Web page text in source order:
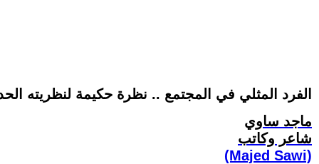
الفرد المثلي في المجتمع .. نظرة حكيمة لنظريته
ماجد ساوي
شاعر وكاتب
(Majed Sawi)